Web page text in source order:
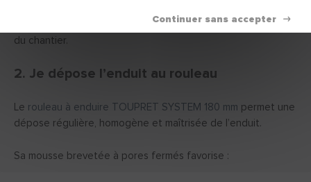
rouleau, avec des formes ergonomiques adaptées à la taille
du chantier.
2. Je dépose l’enduit au rouleau
Le rouleau à enduire TOUPRET SYSTEM 180 mm permet une
dépose régulière, homogène et maîtrisée de l’enduit.
Sa mousse brevetée à pores fermés favorise :